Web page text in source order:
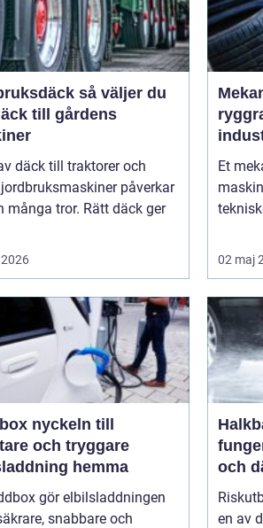
så väljer du
till gårdens
däck till traktorer och
påverkar
många tror. Rätt däck ger
Et
02 maj
till
och tryggare
hemma
gör elbilsladdningen
snabbare och
och
en av